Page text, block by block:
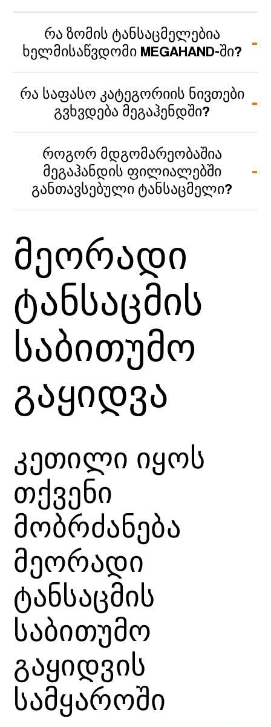
ᲠᲐ ᲖᲝᲛᲘᲡ ᲢᲐᲜᲡᲐᲪᲛᲔᲚᲔᲑᲘᲐ
ᲮᲔᲚᲛᲘᲡᲐᲬᲕᲓᲝᲛᲘ MEGAHAND-ᲨᲘ?
ᲠᲐ ᲡᲐᲤᲐᲡᲝ ᲙᲐᲢᲔᲒᲝᲠᲘᲘᲡ ᲜᲘᲕᲗᲔᲑᲘ
ᲒᲕᲮᲕᲓᲔᲑᲐ ᲛᲔᲒᲐᲰᲔᲜᲓᲨᲘ?
ᲠᲝᲒᲝᲠ ᲛᲓᲒᲝᲛᲐᲠᲔᲝᲑᲐᲨᲘᲐ
ᲛᲔᲒᲐᲰᲐᲜᲓᲘᲡ ᲤᲘᲚᲘᲐᲚᲔᲑᲨᲘ
ᲒᲐᲜᲗᲐᲕᲡᲔᲑᲣᲚᲘ ᲢᲐᲜᲡᲐᲪᲛᲔᲚᲘ?
მეორადი
ტანსაცმის
საბითუმო
გაყიდვა
კეთილი იყოს
თქვენი
მობრძანება
მეორადი
ტანსაცმის
საბითუმო
გაყიდვის
სამყაროში